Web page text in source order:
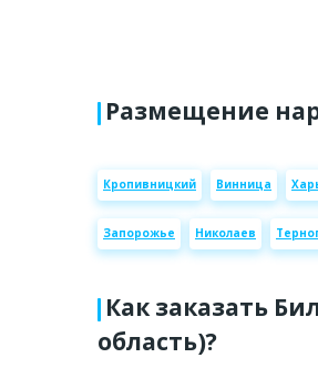
Размещение
Кропивницкий Винница
Запорожье Николаев
Как заказать
область)?